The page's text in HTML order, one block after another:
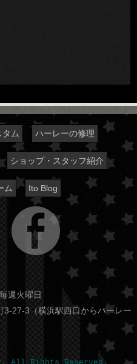
ム ハーレーの修理
ショップ・スタッフ紹介
ム Ito Blog
週火曜日
27-3（横浜駅西口からハーレー